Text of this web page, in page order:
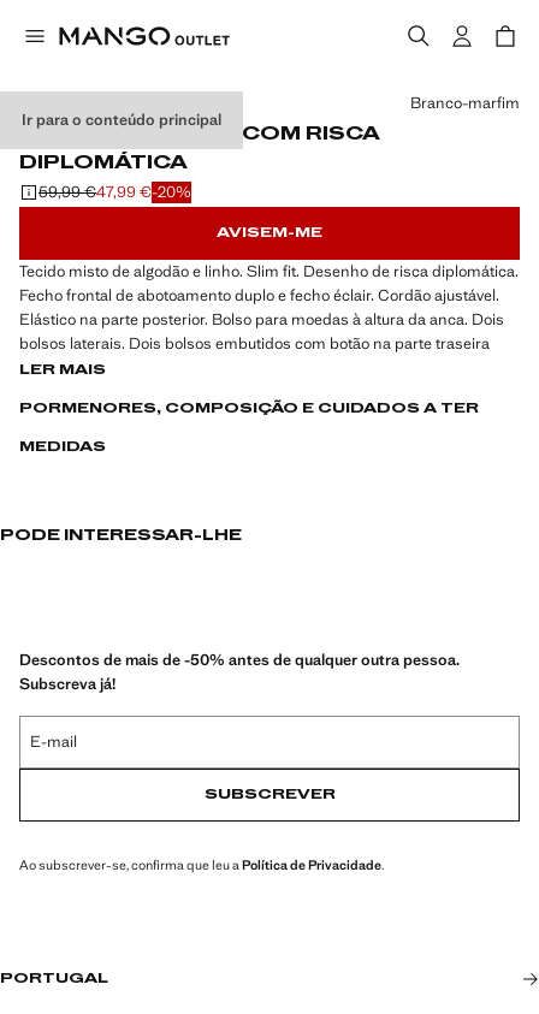
Ir para o conteúdo principal
CALÇAS DE LINHO COM RISCA
DIPLOMÁTICA
Preço inicial riscado [59,99 € ]
59,99 €
Preço atual [47,99 € ]
47,99 €-20%
Selecione uma cor
Branco-marfim
AVISEM-ME
Tecido misto de algodão e linho. Slim fit. Desenho de risca diplomática.
Fecho frontal de abotoamento duplo e fecho éclair. Cordão ajustável.
Elástico na parte posterior. Bolso para moedas à altura da anca. Dois
bolsos laterais. Dois bolsos embutidos com botão na parte traseira
LER MAIS
PORMENORES, COMPOSIÇÃO E CUIDADOS A TER
MEDIDAS
PODE INTERESSAR-LHE
Descontos de mais de -50% antes de qualquer outra pessoa.
Subscreva já!
E-mail
SUBSCREVER
Ao subscrever-se, confirma que leu a Política de Privacidade.
PORTUGAL